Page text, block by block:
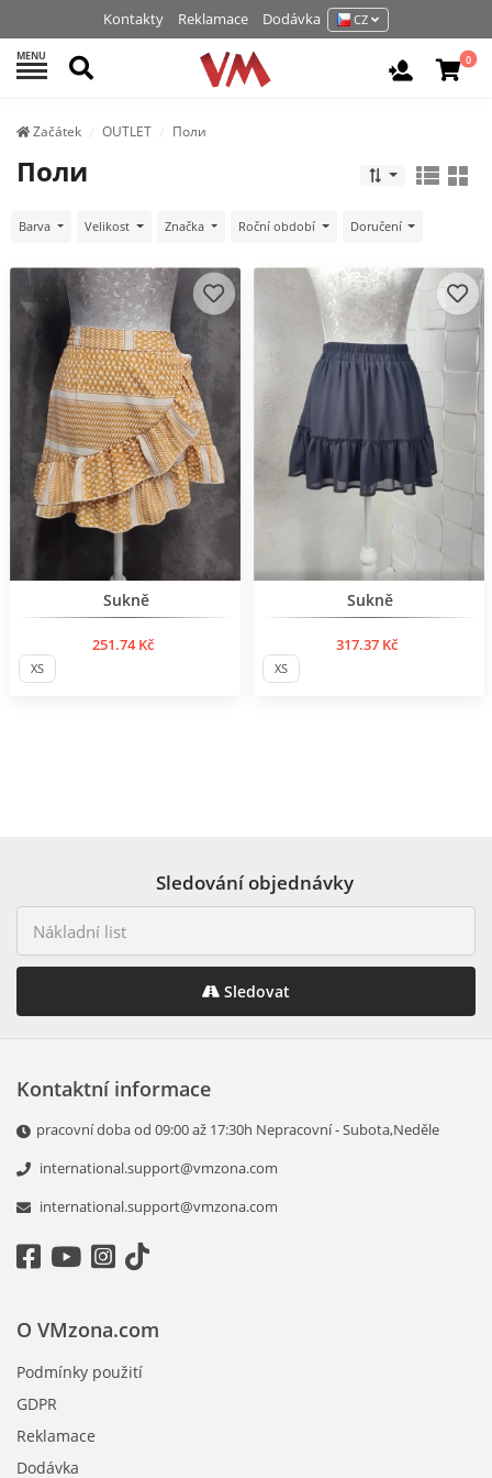
Kontakty Reklamace Dodávka CZ
MENU Hledat Vchod /
0
Začátek OUTLET Поли
Поли
Barva Velikost Značka Roční období Doručení
Sukně
251.74 Kč
XS
Sukně
317.37 Kč
XS
Sledování objednávky
Sledovat
Kontaktní informace
pracovní doba od 09:00 až 17:30h Nepracovní - Subota,Neděle
international.support@vmzona.com
international.support@vmzona.com
O VMzona.com
Podmínky použití
GDPR
Reklamace
Dodávka